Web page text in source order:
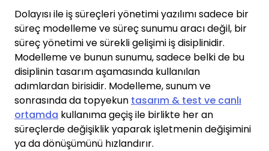
Dolayısı ile iş süreçleri yönetimi yazılımı sadece bir
süreç modelleme ve süreç sunumu aracı değil, bir
süreç yönetimi ve sürekli gelişimi iş disiplinidir.
Modelleme ve bunun sunumu, sadece belki de bu
disiplinin tasarım aşamasında kullanılan
adımlardan birisidir. Modelleme, sunum ve
sonrasında da topyekun tasarım & test ve canlı
ortamda kullanıma geçiş ile birlikte her an
süreçlerde değişiklik yaparak işletmenin değişimini
ya da dönüşümünü hızlandırır.